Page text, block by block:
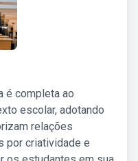
é completa ao
escolar, adotando
relações
por criatividade e